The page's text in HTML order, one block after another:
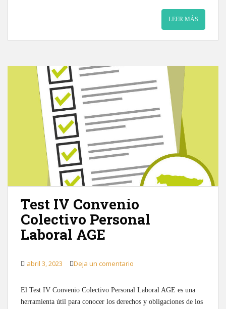
LEER MÁS
Test IV Convenio
Colectivo Personal
Laboral AGE
abril 3, 2023 Deja un comentario
El Test IV Convenio Colectivo Personal Laboral AGE es una
herramienta útil para conocer los derechos y obligaciones de los